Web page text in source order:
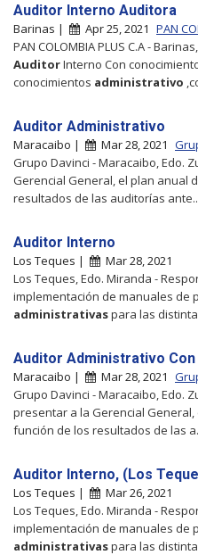
Auditor Interno Auditora
Barinas | Apr 25, 2021 PAN
PAN COLOMBIA PLUS C.A -
AuditorInterno Con
conocimientos administrativo
Auditor Administrativo
Maracaibo | Mar 28, 2021
Grupo Davinci - Maracaibo, Edo.
Gerencial General, el plan anual
resultados de las auditorías
Auditor Interno
Los Teques |
Mar 28, 2021
Los Teques, Edo. Miranda -
implementación de manuales de
administrativaspara las
Auditor Administrativo Con
Maracaibo | Mar 28, 2021
Grupo Davinci - Maracaibo, Edo.
presentar a la Gerencial
función de los resultados de las
Auditor Interno, (Los
Los Teques |
Mar 26, 2021
Los Teques, Edo. Miranda -
implementación de manuales de
administrativaspara las